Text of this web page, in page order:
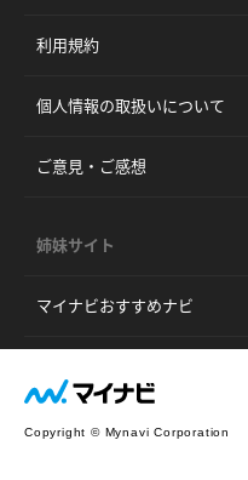
利用規約
個人情報の取扱いについて
ご意見・ご感想
姉妹サイト
マイナビおすすめナビ
Copyright © Mynavi Corporation